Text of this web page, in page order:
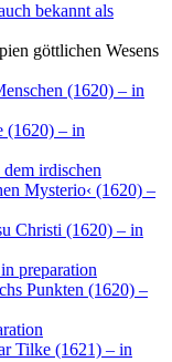
bekannt als
göttlichen Wesens
(1620) – in
(1620) – in
irdischen
Mysterio‹ (1620) –
Christi (1620) – in
preparation
Punkten (1620) –
Tilke (1621) – in